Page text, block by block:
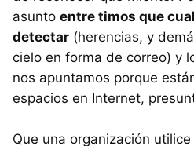
asunto entre timos que
detectar (herencias, y
cielo en forma de correo) y
nos apuntamos porque
espacios en Internet,
Que una organización